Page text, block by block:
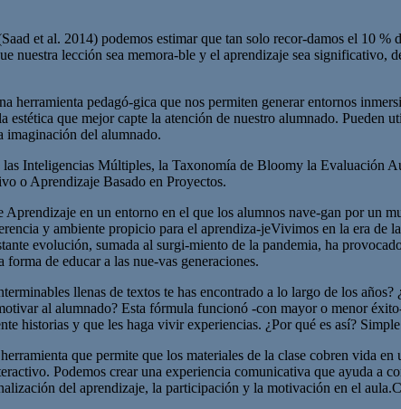
et al. 2014) podemos estimar que tan solo recor-damos el 10
nuestra lección sea memora-ble y el aprendizaje sea significativo,
herramienta pedagó-gica que nos permiten generar entornos
que mejor capte la atención de nuestro alumnado. Pueden
imaginación del alumnado.
Inteligencias Múltiples, la Taxonomía de Bloomy la Evaluación
o Aprendizaje Basado en Proyectos.
en un entorno en el que los alumnos nave-gan por un
y ambiente propicio para el aprendiza-jeVivimos en la era
evolución, sumada al surgi-miento de la pandemia, ha
de educar a las nue-vas generaciones.
llenas de textos te has encontrado a lo largo de los
al alumnado? Esta fórmula funcionó -con mayor o menor
historias y que les haga vivir experiencias. ¿Por qué es así?
que permite que los materiales de la clase cobren vida
Podemos crear una experiencia comunicativa que ayuda a
del aprendizaje, la participación y la motivación en el